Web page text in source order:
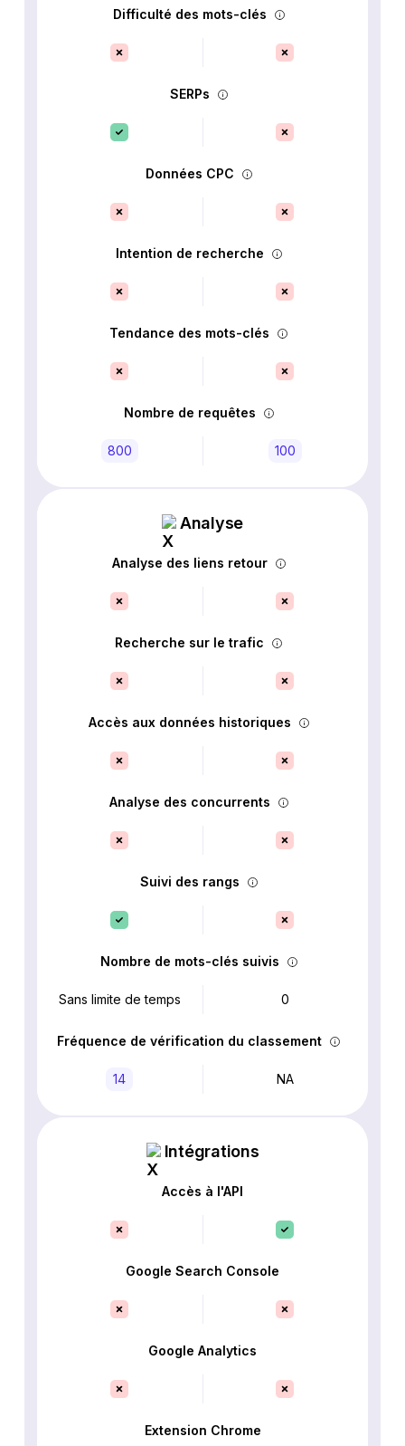
Difficulté des mots-clés
SERPs
Données CPC
Intention de recherche
Tendance des mots-clés
Nombre de requêtes
800 100
Analyse
Analyse des liens retour
Recherche sur le trafic
Accès aux données historiques
Analyse des concurrents
Suivi des rangs
Nombre de mots-clés suivis
Sans limite de temps 0
Fréquence de vérification du classement
14 NA
Intégrations
Accès à l'API
Google Search Console
Google Analytics
Extension Chrome